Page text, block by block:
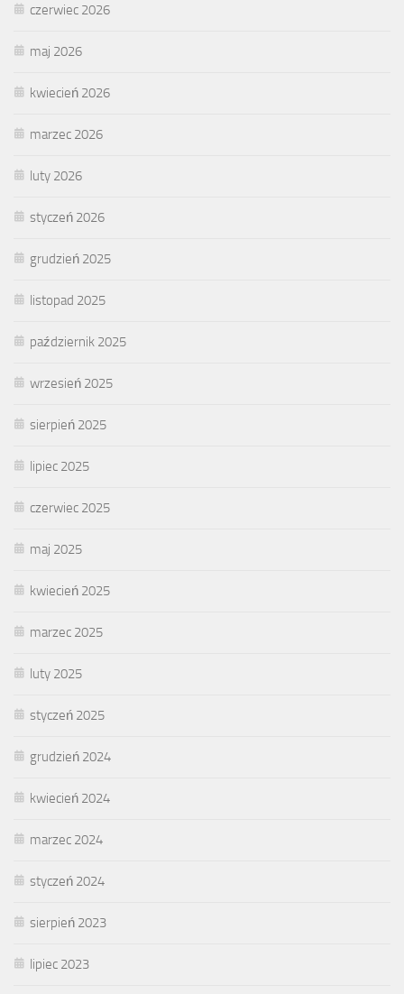
czerwiec 2026
maj 2026
kwiecień 2026
marzec 2026
luty 2026
styczeń 2026
grudzień 2025
listopad 2025
październik 2025
wrzesień 2025
sierpień 2025
lipiec 2025
czerwiec 2025
maj 2025
kwiecień 2025
marzec 2025
luty 2025
styczeń 2025
grudzień 2024
kwiecień 2024
marzec 2024
styczeń 2024
sierpień 2023
lipiec 2023